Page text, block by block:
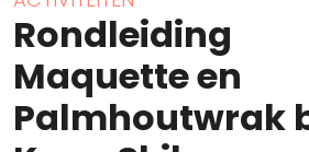
Rondleiding
Maquette en
Palmhoutwrak